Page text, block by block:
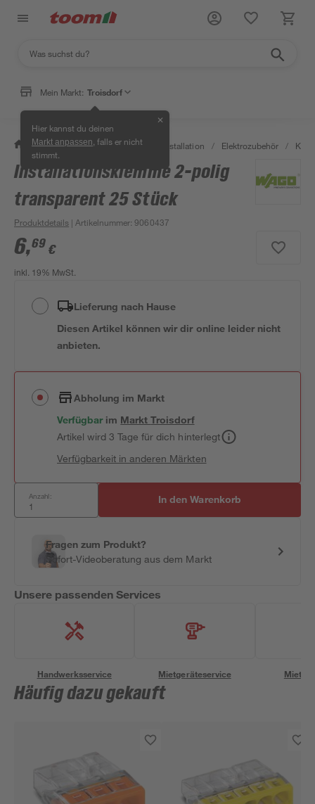
Mein Markt: Troisdorf
Hier kannst du deinen
Markt anpassen , falls er nicht
stimmt.
✕
/ Bauen & Renovieren / Elektroinstallation / Elektrozubehör /
Installationsklemme 2-polig
transparent 25 Stück
Produktdetails | Artikelnummer:9060437
6,69 €
inkl. 19% MwSt.
Lieferung nach Hause
Diesen Artikel können wir dir online leider nicht
anbieten.
Abholung im Markt
Verfügbar im MarktTroisdorf
Artikel wird 3 Tage für dich hinterlegt
Verfügbarkeit in anderen Märkten
Anzahl: In den Warenkorb
Fragen zum Produkt?
Sofort-Videoberatung aus dem Markt
Unsere passenden Services
Handwerksservice Mietgeräteservice
Häufig dazu gekauft